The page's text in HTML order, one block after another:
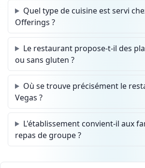
Quel type de cuisine est servi
Offerings ?
Le restaurant propose-t-il des
ou sans gluten ?
Où se trouve précisément le
Vegas ?
L'établissement convient-il aux
repas de groupe ?